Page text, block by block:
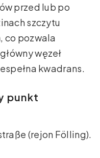
przed lub po
szczytu
co pozwala
węzeł
kwadrans.
punkt
(rejon Fölling).